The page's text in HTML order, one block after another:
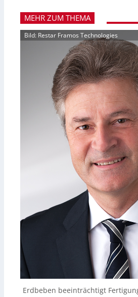
MEHR ZUM THEMA
Bild: Restar Framos Technologies
Erdbeben beeinträchtigt